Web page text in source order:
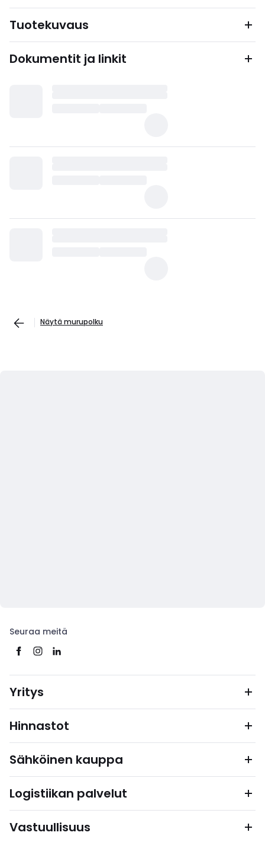
Tuotekuvaus
Dokumentit ja linkit
Näytä murupolku
Seuraa meitä
Yritys
Hinnastot
Sähköinen kauppa
Logistiikan palvelut
Vastuullisuus